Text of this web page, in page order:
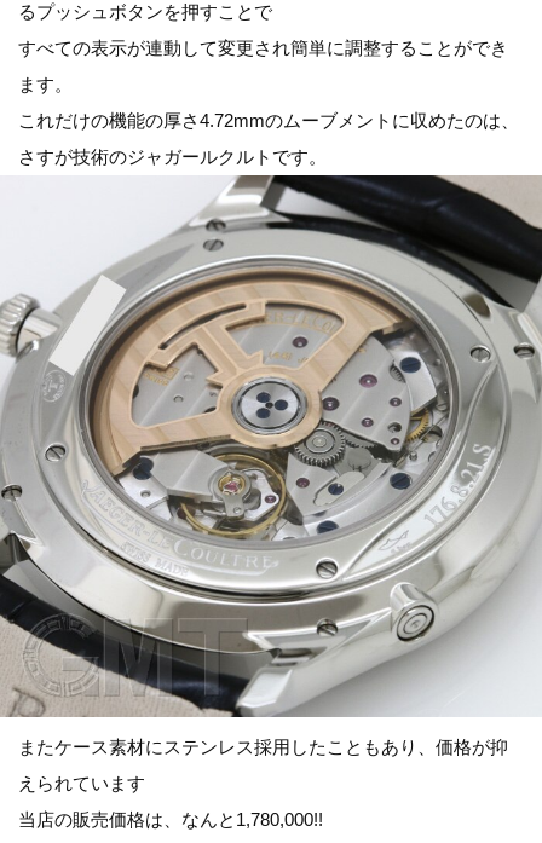
るプッシュボタンを押すことで
すべての表示が連動して変更され簡単に調整することができ
ます。
これだけの機能の厚さ4.72mmのムーブメントに収めたのは、
さすが技術のジャガールクルトです。
またケース素材にステンレス採用したこともあり、価格が抑
えられています
当店の販売価格は、なんと1,780,000!!